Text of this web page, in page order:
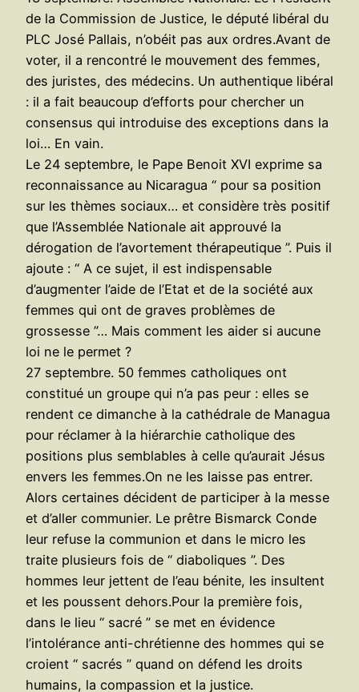
de la Commission de Justice, le député libéral du
PLC José Pallais, n’obéit pas aux ordres.Avant de
voter, il a rencontré le mouvement des femmes,
des juristes, des médecins. Un authentique libéral
: il a fait beaucoup d’efforts pour chercher un
consensus qui introduise des exceptions dans la
loi… En vain.
Le 24 septembre, le Pape Benoit XVI exprime sa
reconnaissance au Nicaragua “ pour sa position
sur les thèmes sociaux… et considère très positif
que l’Assemblée Nationale ait approuvé la
dérogation de l’avortement thérapeutique ”. Puis il
ajoute : “ A ce sujet, il est indispensable
d’augmenter l’aide de l’Etat et de la société aux
femmes qui ont de graves problèmes de
grossesse ”… Mais comment les aider si aucune
loi ne le permet ?
27 septembre. 50 femmes catholiques ont
constitué un groupe qui n’a pas peur : elles se
rendent ce dimanche à la cathédrale de Managua
pour réclamer à la hiérarchie catholique des
positions plus semblables à celle qu’aurait Jésus
envers les femmes.On ne les laisse pas entrer.
Alors certaines décident de participer à la messe
et d’aller communier. Le prêtre Bismarck Conde
leur refuse la communion et dans le micro les
traite plusieurs fois de “ diaboliques ”. Des
hommes leur jettent de l’eau bénite, les insultent
et les poussent dehors.Pour la première fois,
dans le lieu “ sacré ” se met en évidence
l’intolérance anti-chrétienne des hommes qui se
croient “ sacrés ” quand on défend les droits
humains, la compassion et la justice.